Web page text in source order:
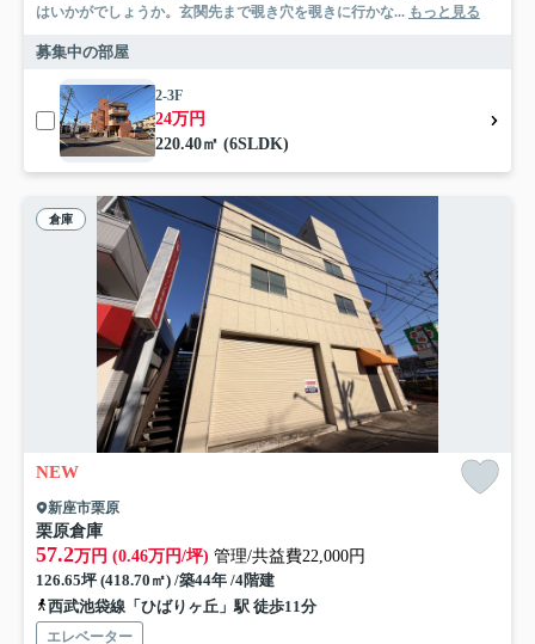
はいかがでしょうか。玄関先まで覗き穴を覗きに行かな... もっと見る
募集中の部屋
2-3F
24万円
220.40㎡ (6SLDK)
倉庫
NEW
新座市栗原
栗原倉庫
57.2万円 (0.46万円/坪) 管理/共益費22,000円
126.65坪 (418.70㎡) /築44年 /4階建
西武池袋線「ひばりヶ丘」駅 徒歩11分
エレベーター